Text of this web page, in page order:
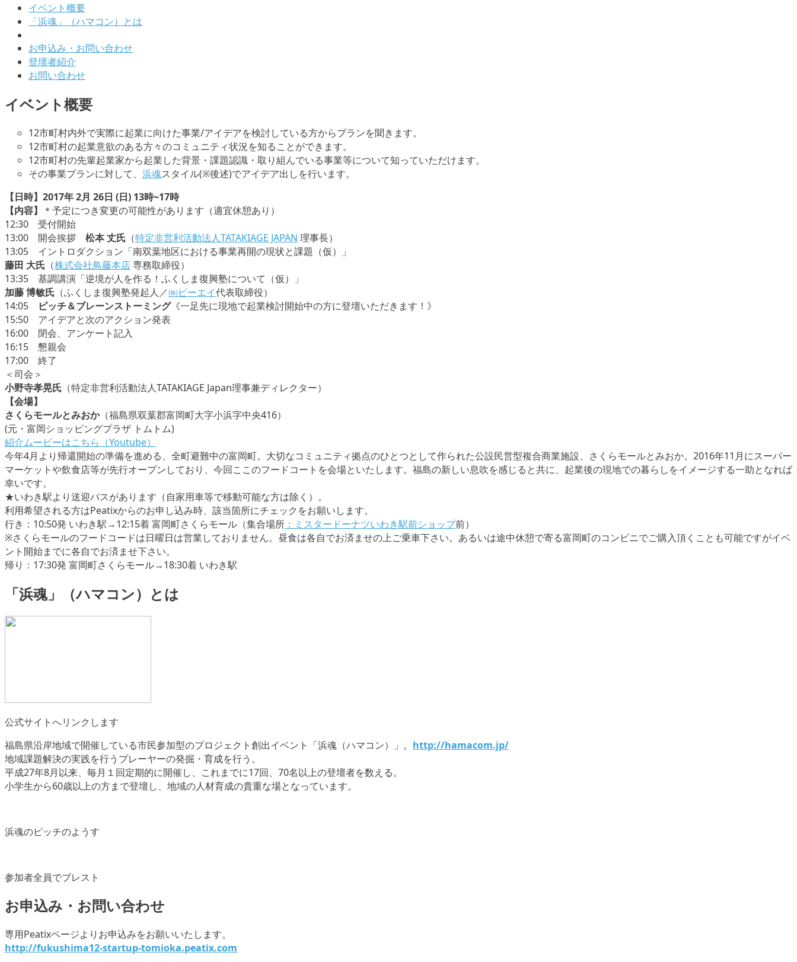
イベント概要
「浜魂」（ハマコン）とは
お申込み・お問い合わせ
登壇者紹介
お問い合わせ
イベント概要
12市町村内外で実際に起業に向けた事業/アイデアを検討している方からプランを聞きます。
12市町村の起業意欲のある方々のコミュニティ状況を知ることができます。
12市町村の先輩起業家から起業した背景・課題認識・取り組んでいる事業等について知っていただけます。
その事業プランに対して、 浜魂スタイル(※後述)でアイデア出しを行います。
【日時】2017年 2月 26日 (日) 13時~17時
【内容】
＊予定につき変更の可能性があります（適宜休憩あり）
12:30 受付開始
13:00 開会挨拶 松本 丈氏 （特定非営利活動法人TATAKIAGE JAPAN 理事長）
13:05 イントロダクション「南双葉地区における事業再開の現状と課題（仮）」
藤田 大氏 （株式会社鳥藤本店専務取締役）
13:35 基調講演「逆境が人を作る！ふくしま復興塾について（仮）」
加藤 博敏氏 （ふくしま復興塾発起人／㈱ピーエイ代表取締役）
14:05
ピッチ＆ブレーンストーミング《一足先に現地で起業検討開始中の方に登壇いただきます！》
15:50 アイデアと次のアクション発表
16:00 閉会、アンケート記入
16:15 懇親会
17:00 終了
＜司会＞
小野寺孝晃氏 （特定非営利活動法人TATAKIAGE Japan理事兼ディレクター）
【会場】
さくらモールとみおか（福島県双葉郡富岡町大字小浜字中央416）
(元・富岡ショッピングプラザ トムトム)
紹介ムービーはこちら（Youtube）
今年4月より帰還開始の準備を進める、全町避難中の富岡町。大切なコミュニティ拠点のひとつとして作られた公設民営型複合商業施設、さくらモールとみおか。2016年11月にスーパー
マーケットや飲食店等が先行オープンしており、今回ここのフードコートを会場といたします。福島の新しい息吹を感じると共に、起業後の現地での暮らしをイメージする一助となれば
幸いです。
★いわき駅より送迎バスがあります（自家用車等で移動可能な方は除く）。
利用希望される方はPeatixからのお申し込み時、該当箇所にチェックをお願いします。
行き：10:50発 いわき駅→12:15着 富岡町さくらモール（集合場所 ：ミスタードーナツいわき駅前ショップ前）
※さくらモールのフードコードは日曜日は営業しておりません。昼食は各自でお済ませの上ご乗車下さい。あるいは途中休憩で寄る富岡町のコンビニでご購入頂くことも可能ですがイベ
ント開始までに各自でお済ませ下さい。
帰り：17:30発 富岡町さくらモール→18:30着 いわき駅
「浜魂」（ハマコン）とは
公式サイトへリンクします
福島県沿岸地域で開催している市民参加型のプロジェクト創出イベント「浜魂（ハマコン）」。 http://hamacom.jp/
地域課題解決の実践を行うプレーヤーの発掘・育成を行う。
平成27年8月以来、毎月１回定期的に開催し、これまでに17回、70名以上の登壇者を数える。
小学生から60歳以上の方まで登壇し、地域の人材育成の貴重な場となっています。
浜魂のピッチのようす
参加者全員でブレスト
お申込み・お問い合わせ
専用Peatixページよりお申込みをお願いいたします。
http://fukushima12-startup-tomioka.peatix.com